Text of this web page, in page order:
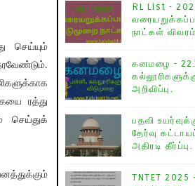
செய்யும்
ரத்து
செய்துக்
RL List -
நாட்கள்
கனமழை -
அறிவிப்பு.
பதவி
தேர்வு
அதிரடி தீர்ப்பு.
TNTET